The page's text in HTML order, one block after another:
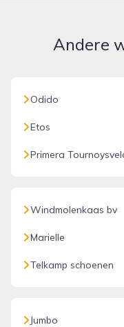
Andere
Odido
Etos
Primera
Windmolenkaas bv
Marielle
Telkamp schoenen
Jumbo